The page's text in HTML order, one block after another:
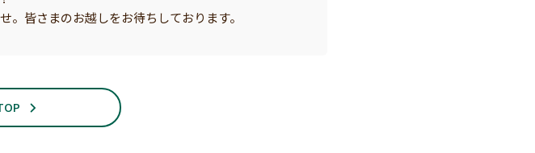
皆さまのお越しをお待ちしております。